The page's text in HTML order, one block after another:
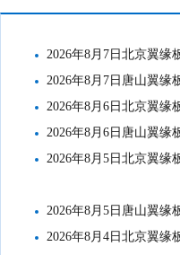
2026年8月7日北京翼缘
2026年8月7日唐山翼缘
2026年8月6日北京翼缘
2026年8月6日唐山翼缘
2026年8月5日北京翼缘
2026年8月5日唐山翼缘
2026年8月4日北京翼缘